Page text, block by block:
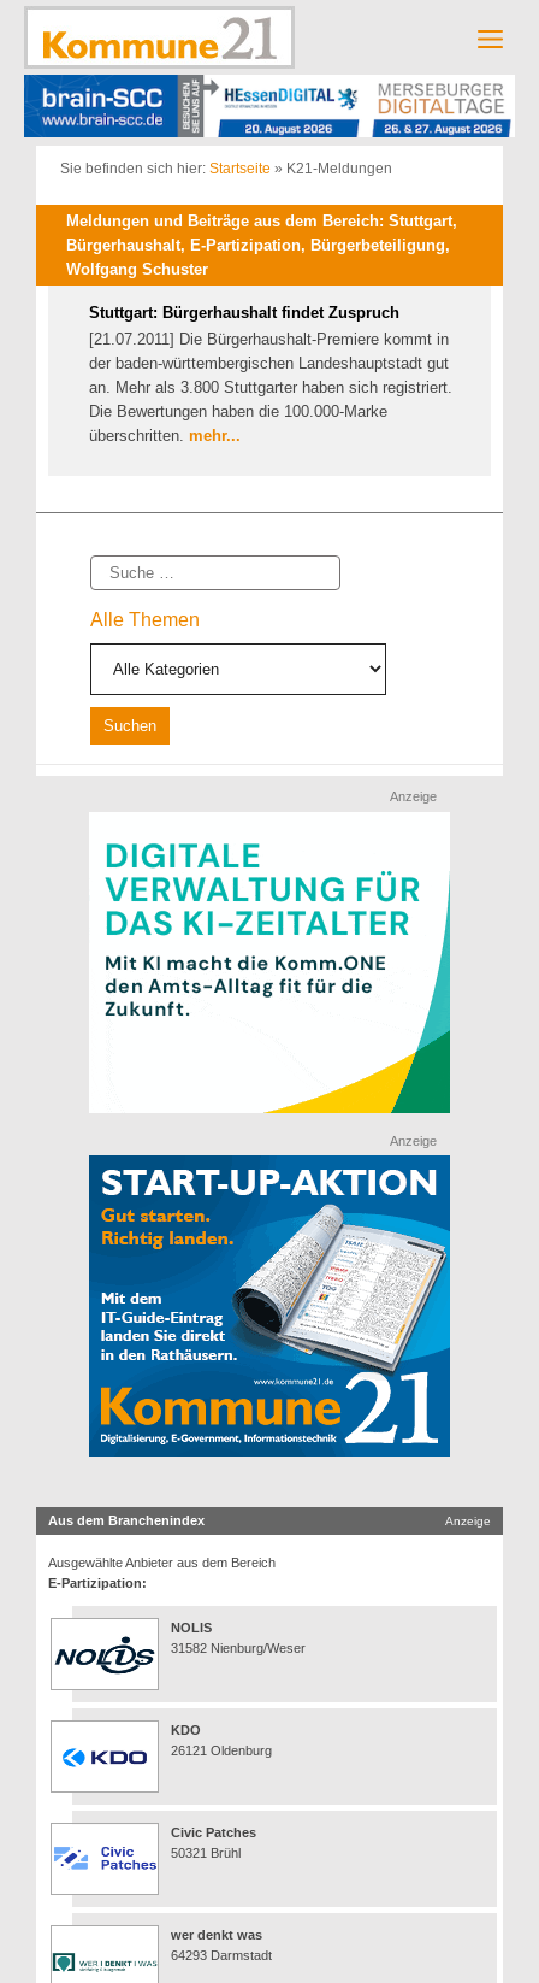
Zum
springen
Sie befinden sich hier: Startseite » K21-Meldungen
Meldungen und Beiträge aus dem Bereich: Stuttgart,
Bürgerhaushalt, E-Partizipation, Bürgerbeteiligung,
Wolfgang Schuster
Stuttgart: Bürgerhaushalt findet Zuspruch
[21.07.2011] Die Bürgerhaushalt-Premiere kommt in
der baden-württembergischen Landeshauptstadt gut
an. Mehr als 3.800 Stuttgarter haben sich registriert.
Die Bewertungen haben die 100.000-Marke
überschritten. mehr...
Suche
Alle Themen
Anzeige
Anzeige
Aus dem Branchenindex Anzeige
Ausgewählte Anbieter aus dem Bereich
E-Partizipation:
NOLIS
31582 Nienburg/Weser
KDO
26121 Oldenburg
Civic Patches
50321 Brühl
wer denkt was
64293 Darmstadt